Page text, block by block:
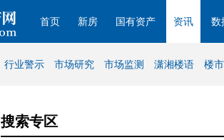
首页 新房 国有资产 资讯 数
行业警示 市场研究 市场监测 潇湘楼语 楼市
搜索专区